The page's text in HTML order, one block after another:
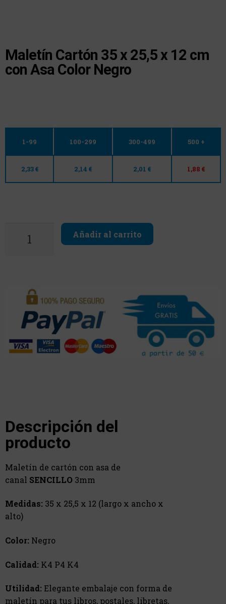
Maletín Cartón 35 x 25,5 x 12 cm
con Asa Color Negro
1-99 100-299 300-499 500 +
2,33 € 2,14 € 2,01 € 1,88 €
Añadir al carrito
Descripción del
producto
Maletín de cartón con asa de
canal SENCILLO 3mm
Medidas: 35 x 25,5 x 12 (largo x ancho x
alto)
Color: Negro
Calidad: K4 P4 K4
Utilidad: Elegante embalaje con forma de
maletín para tus libros, postales, libretas,